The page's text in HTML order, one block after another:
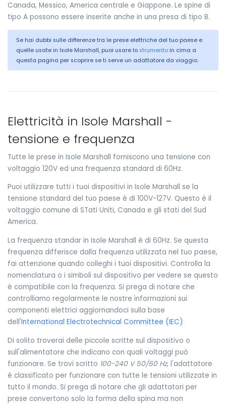
Canada, Messico, America centrale e Giappone. Le spine di
tipo A possono essere inserite anche in una presa di tipo B.
Se hai dubbi sulle differenze tra le prese elettriche del tuo paese e
quelle usate in Isole Marshall, puoi usare lo strumento in cima a
questa pagina per scoprire se ti serve un adattatore da viaggio.
Elettricità in Isole Marshall -
tensione e frequenza
Tutte le prese in Isole Marshall forniscono una tensione con
voltaggio 120V ed una frequenza standard di 60Hz.
Puoi utilizzare tutti i tuoi dispositivi in Isole Marshall se la
tensione standard del tuo paese è di 100V-127V. Questo è il
voltaggio comune di STati Uniti, Canada e gli stati del Sud
America.
La frequenza standar in Isole Marshall è di 60Hz. Se questa
frequenza differisce dalla frequenza utilizzata nel tuo paese,
fai attenzione quando colleghi i tuoi dispositivi. Controlla la
nomenclatura o i simboli sul dispositivo per vedere se questo
è compatibile con la frequenza. Si prega di notare che
controlliamo regolarmente le nostre informazioni sui
componenti elettrici aggiornandoci sulla base
dell'International Electrotechnical Committee (IEC)
Di solito troverai delle piccole scritte sul dispositivo o
sull'alimentatore che indicano con quali voltaggi può
funzionare. Se trovi scritto 100-240 V 50/60 Hz, l'adattatore
è classificato per funzionare con tutte le tensioni utilizzate in
tutto il mondo. Si prega di notare che gli adattatori per
prese convertono solo la forma della spina ma non